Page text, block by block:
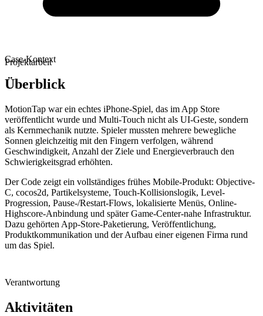
Projektarbeit
Case-Kontext
Überblick
MotionTap war ein echtes iPhone-Spiel, das im App Store
veröffentlicht wurde und Multi-Touch nicht als UI-Geste, sondern
als Kernmechanik nutzte. Spieler mussten mehrere bewegliche
Sonnen gleichzeitig mit den Fingern verfolgen, während
Geschwindigkeit, Anzahl der Ziele und Energieverbrauch den
Schwierigkeitsgrad erhöhten.
Der Code zeigt ein vollständiges frühes Mobile-Produkt: Objective-
C, cocos2d, Partikelsysteme, Touch-Kollisionslogik, Level-
Progression, Pause-/Restart-Flows, lokalisierte Menüs, Online-
Highscore-Anbindung und später Game-Center-nahe Infrastruktur.
Dazu gehörten App-Store-Paketierung, Veröffentlichung,
Produktkommunikation und der Aufbau einer eigenen Firma rund
um das Spiel.
Verantwortung
Aktivitäten